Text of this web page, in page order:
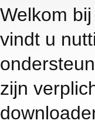
Welkom
vindt u
zijn